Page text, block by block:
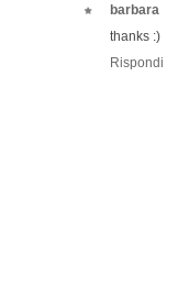
barbara
thanks :)
Rispondi